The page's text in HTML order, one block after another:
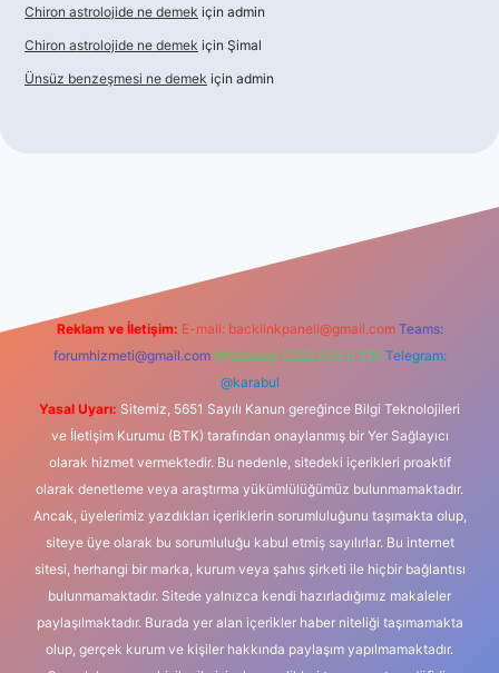
Chiron astrolojide ne demek için admin
Chiron astrolojide ne demek için Şimal
Ünsüz benzeşmesi ne demek için admin
Reklam ve İletişim: E-mail: backlinkpaneli@gmail.com Teams:
forumhizmeti@gmail.com Whatsapp: 0262 606 0 726 Telegram:
@karabul
Yasal Uyarı: Sitemiz, 5651 Sayılı Kanun gereğince Bilgi Teknolojileri
ve İletişim Kurumu (BTK) tarafından onaylanmış bir Yer Sağlayıcı
olarak hizmet vermektedir. Bu nedenle, sitedeki içerikleri proaktif
olarak denetleme veya araştırma yükümlülüğümüz bulunmamaktadır.
Ancak, üyelerimiz yazdıkları içeriklerin sorumluluğunu taşımakta olup,
siteye üye olarak bu sorumluluğu kabul etmiş sayılırlar. Bu internet
sitesi, herhangi bir marka, kurum veya şahıs şirketi ile hiçbir bağlantısı
bulunmamaktadır. Sitede yalnızca kendi hazırladığımız makaleler
paylaşılmaktadır. Burada yer alan içerikler haber niteliği taşımamakta
olup, gerçek kurum ve kişiler hakkında paylaşım yapılmamaktadır.